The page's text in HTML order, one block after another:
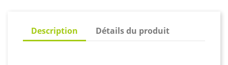
Description Détails du produit